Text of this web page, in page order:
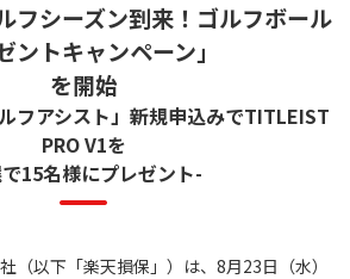
フシーズン到来！ゴルフボール
ントキャンペーン」
を開始
フアシスト」新規申込みでTITLEIST
PRO V1を
15名様にプレゼント-
（以下「楽天損保」）は、8月23日（水）